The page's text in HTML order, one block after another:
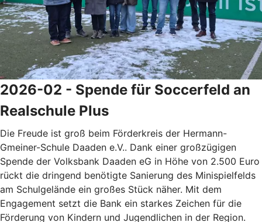
2026-02 - Spende für Soccerfeld an
Realschule Plus
Die Freude ist groß beim Förderkreis der Hermann-
Gmeiner-Schule Daaden e.V.. Dank einer großzügigen
Spende der Volksbank Daaden eG in Höhe von 2.500 Euro
rückt die dringend benötigte Sanierung des Minispielfelds
am Schulgelände ein großes Stück näher. Mit dem
Engagement setzt die Bank ein starkes Zeichen für die
Förderung von Kindern und Jugendlichen in der Region.